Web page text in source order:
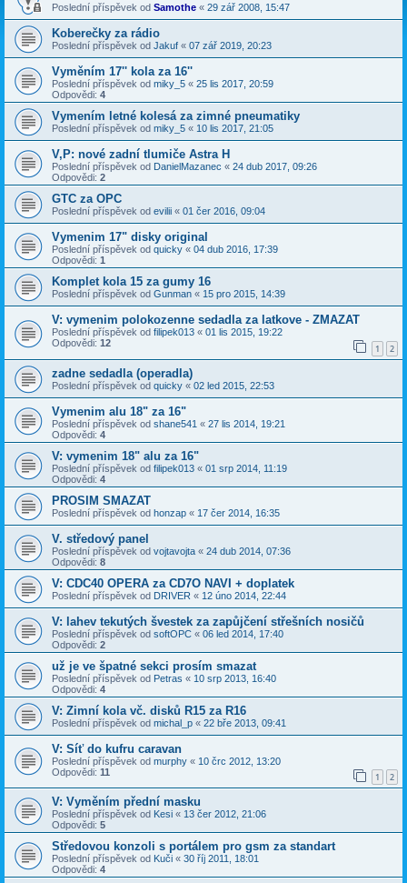
Poslední příspěvek od Samothe « 29 zář 2008, 15:47
Koberečky za rádio
Poslední příspěvek od Jakuf « 07 zář 2019, 20:23
Vyměním 17'' kola za 16''
Poslední příspěvek od miky_5 « 25 lis 2017, 20:59
Odpovědi: 4
Vymením letné kolesá za zimné pneumatiky
Poslední příspěvek od miky_5 « 10 lis 2017, 21:05
V,P: nové zadní tlumiče Astra H
Poslední příspěvek od DanielMazanec « 24 dub 2017, 09:26
Odpovědi: 2
GTC za OPC
Poslední příspěvek od evilii « 01 čer 2016, 09:04
Vymenim 17" disky original
Poslední příspěvek od quicky « 04 dub 2016, 17:39
Odpovědi: 1
Komplet kola 15 za gumy 16
Poslední příspěvek od Gunman « 15 pro 2015, 14:39
V: vymenim polokozenne sedadla za latkove - ZMAZAT
Poslední příspěvek od filipek013 « 01 lis 2015, 19:22
Odpovědi: 12 1 2
zadne sedadla (operadla)
Poslední příspěvek od quicky « 02 led 2015, 22:53
Vymenim alu 18" za 16"
Poslední příspěvek od shane541 « 27 lis 2014, 19:21
Odpovědi: 4
V: vymenim 18" alu za 16"
Poslední příspěvek od filipek013 « 01 srp 2014, 11:19
Odpovědi: 4
PROSIM SMAZAT
Poslední příspěvek od honzap « 17 čer 2014, 16:35
V. středový panel
Poslední příspěvek od vojtavojta « 24 dub 2014, 07:36
Odpovědi: 8
V: CDC40 OPERA za CD7O NAVI + doplatek
Poslední příspěvek od DRIVER « 12 úno 2014, 22:44
V: lahev tekutých švestek za zapůjčení střešních nosičů
Poslední příspěvek od softOPC « 06 led 2014, 17:40
Odpovědi: 2
už je ve špatné sekci prosím smazat
Poslední příspěvek od Petras « 10 srp 2013, 16:40
Odpovědi: 4
V: Zimní kola vč. disků R15 za R16
Poslední příspěvek od michal_p « 22 bře 2013, 09:41
V: Síť do kufru caravan
Poslední příspěvek od murphy « 10 črc 2012, 13:20
Odpovědi: 11 1 2
V: Vyměním přední masku
Poslední příspěvek od Kesi « 13 čer 2012, 21:06
Odpovědi: 5
Středovou konzoli s portálem pro gsm za standart
Poslední příspěvek od Kuči « 30 říj 2011, 18:01
Odpovědi: 4